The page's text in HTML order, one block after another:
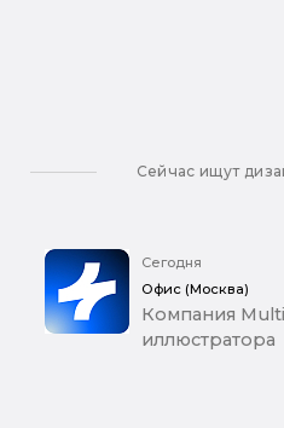
Сейчас ищут
Сегодня
Офис (Москва)
Компания
иллюстратора